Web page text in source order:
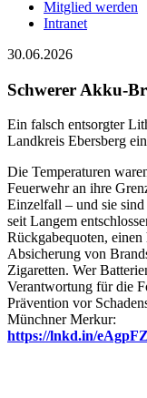
Mitglied werden
Intranet
30.06.2026
Schwerer Akku-
Ein falsch entsorgter
Landkreis Ebersberg
Die Temperaturen
Feuerwehr an ihre
Einzelfall – und sie
seit Langem
Rückgabequoten,
Absicherung von
Zigaretten. Wer
Verantwortung für die
Prävention vor
Münchner Merkur:
https://lnkd.in/